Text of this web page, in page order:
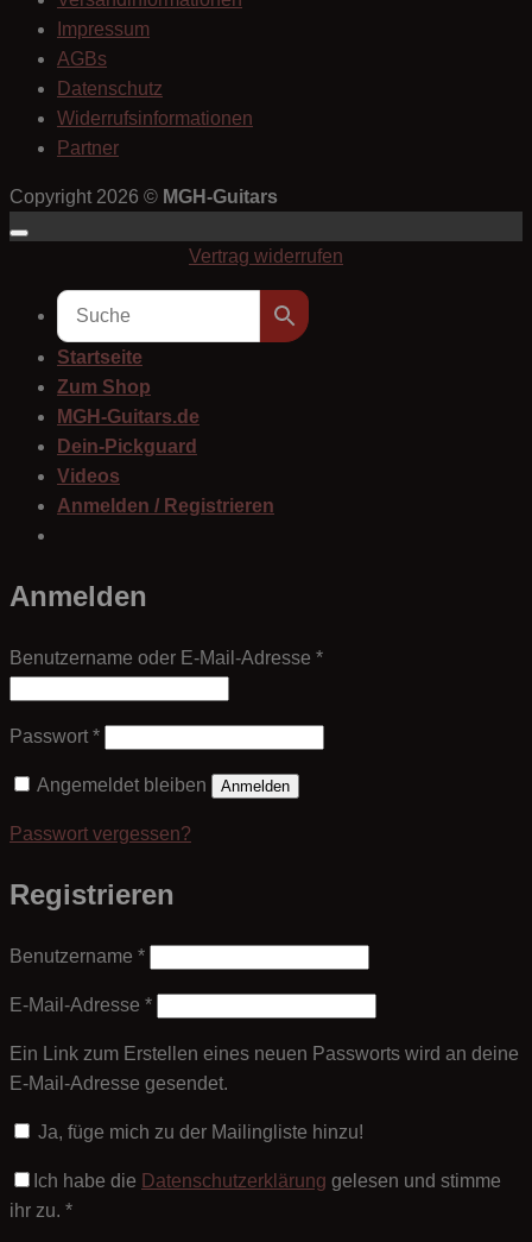
Impressum
AGBs
Datenschutz
Widerrufsinformationen
Partner
Copyright 2026 © MGH-Guitars
Vertrag widerrufen
Startseite
Zum Shop
MGH-Guitars.de
Dein-Pickguard
Videos
Anmelden / Registrieren
Anmelden
Benutzername oder E-Mail-Adresse *Erforderlich
Passwort *Erforderlich
Angemeldet bleiben Anmelden
Passwort vergessen?
Registrieren
Benutzername *Erforderlich
E-Mail-Adresse *Erforderlich
Ein Link zum Erstellen eines neuen Passworts wird an deine
E-Mail-Adresse gesendet.
Ja, füge mich zu der Mailingliste hinzu!
Ich habe die Datenschutzerklärung gelesen und stimme
ihr zu. *